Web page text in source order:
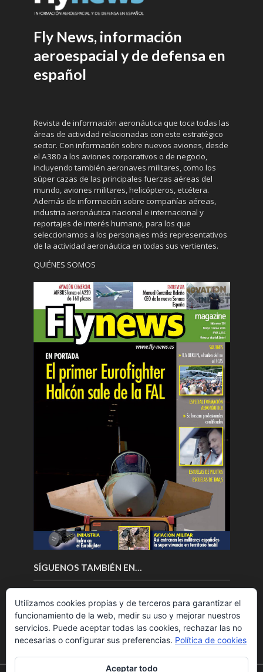
Fly News, información
aeroespacial y de defensa en
español
Revista de información aeronáutica que toca todas las
áreas de actividad relacionadas con este estratégico
sector. Con información sobre nuevos aviones, desde
el A380 a los aviones corporativos o de negocio,
incluyendo también aeronaves militares, como los
súper cazas de las principales fuerzas aéreas del
mundo, aviones militares, helicópteros, etcétera.
Además de información sobre compañías aéreas,
industria aeronáutica nacional e internacional y
reportajes de interés humano, para los que
seleccionamos a los personajes más representativos
de la actividad aeronáutica en todas sus vertientes.
QUIÉNES SOMOS
SÍGUENOS TAMBIÉN EN…
Utilizamos cookies propias y de terceros para garantizar el
funcionamiento de la web, medir su uso y mejorar nuestros
servicios. Puede aceptar todas las cookies, rechazar las no
necesarias o configurar sus preferencias. Política de cookies
Aceptar todo